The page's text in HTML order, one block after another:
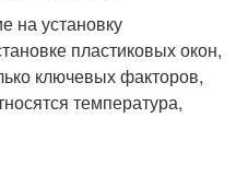
на установку
пластиковых окон,
ключевых факторов,
температура,